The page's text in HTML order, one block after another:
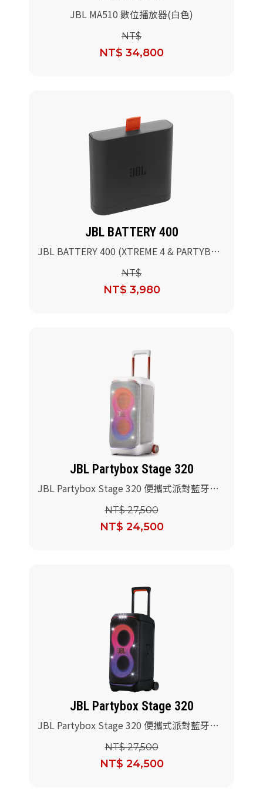
JBL MA510 數位播放器(白色)
NT$
NT$ 34,800
JBL BATTERY 400
JBL BATTERY 400 (XTREME 4 & PARTYBOX
NT$
NT$ 3,980
JBL Partybox Stage 320
JBL Partybox Stage 320 便攜式派對藍牙喇
NT$ 27,500
NT$ 24,500
JBL Partybox Stage 320
JBL Partybox Stage 320 便攜式派對藍牙喇
NT$ 27,500
NT$ 24,500